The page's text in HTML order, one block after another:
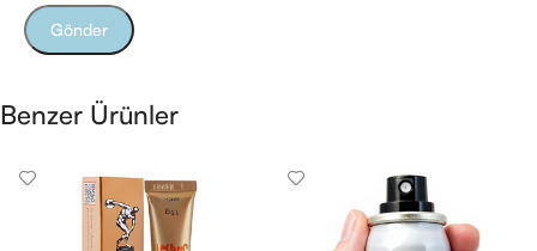
Benzer Ürünler